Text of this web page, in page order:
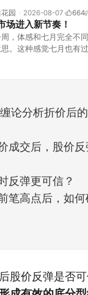
园 2026-08-07 664
场进入新节奏！
周，体感和七月完全不
。这种感觉七月也有
春天般的暖风。指数
论分析折价后
成交后，股价
反弹更可信？
笔高点后，如何
股价反弹是否